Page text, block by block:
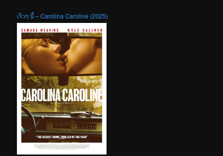
เร็วๆ นี้ – Carolina Caroline (2025)